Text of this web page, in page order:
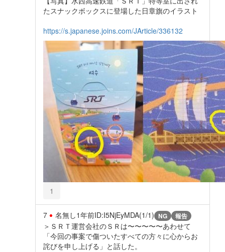
たスナックボックスに登場した日章旗のイラスト
https://s.japanese.joins.com/JArticle/336132
1
7 名無し1年前ID:I5NjEyMDA(1/1) NG 報告
＞ＳＲＴ運営会社のＳＲは〜〜〜〜〜あわせて
「今回の事案で傷ついたすべての方々に心からお
詫びを申し上げる」と話した。